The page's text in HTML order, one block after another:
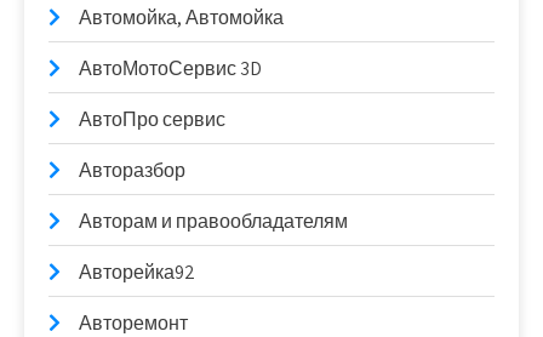
Автомойка, Автомойка
АвтоМотоСервис 3D
АвтоПро сервис
Авторазбор
Авторам и правообладателям
Авторейка92
Авторемонт